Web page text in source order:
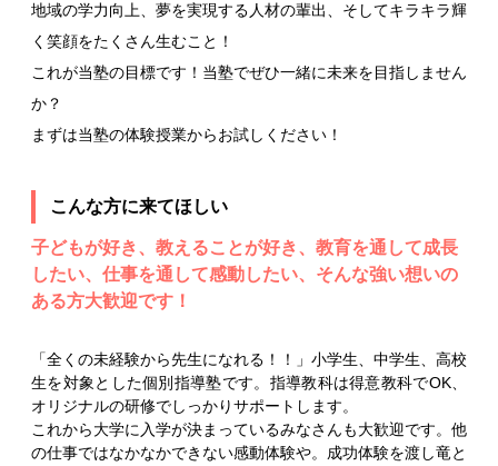
地域の学力向上、夢を実現する人材の輩出、そしてキラキラ輝
く笑顔をたくさん生むこと！
これが当塾の目標です！当塾でぜひ一緒に未来を目指しません
か？
まずは当塾の体験授業からお試しください！
こんな方に来てほしい
子どもが好き、教えることが好き、教育を通して成長
したい、仕事を通して感動したい、そんな強い想いの
ある方大歓迎です！
「全くの未経験から先生になれる！！」小学生、中学生、高校
生を対象とした個別指導塾です。指導教科は得意教科でOK、
オリジナルの研修でしっかりサポートします。
これから大学に入学が決まっているみなさんも大歓迎です。他
の仕事ではなかなかできない感動体験や。成功体験を渡し竜と